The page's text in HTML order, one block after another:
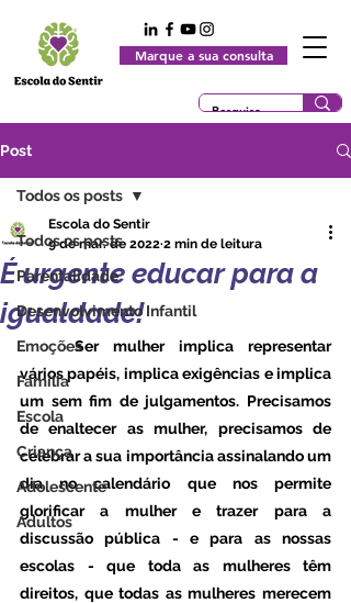
Marque a sua consulta
Post
Todos os posts
Parentalidade
Desenvolvimento Infantil
Emoções
Família
Escola
Criança
Adolescente
Adultos
Todos os posts
É urgente educar para a
igualdade!
Escola do Sentir
9 de mar. de 2022 2 min de leitura
	Ser mulher implica representar
vários papéis, implica exigências e implica
um sem fim de julgamentos. Precisamos
de enaltecer as mulher, precisamos de
celebrar a sua importância assinalando um
dia no calendário que nos permite
glorificar a mulher e trazer para a
discussão pública - e para as nossas
escolas - que toda as mulheres têm
direitos, que todas as mulheres merecem